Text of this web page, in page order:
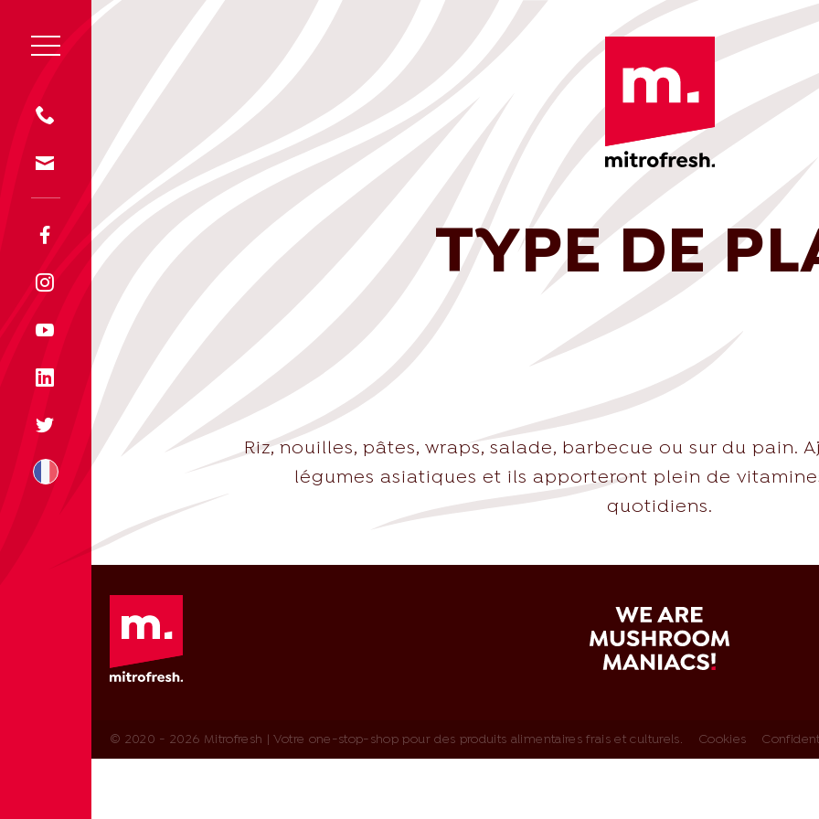
TYPE DE
Riz, nouilles, pâtes, wraps, salade, barbecue ou sur du pain.
légumes asiatiques et ils apporteront plein de
quotidiens.
© 2020 - 2026 Mitrofresh | Votre one-stop-shop pour des produits alimentaires frais et culturels. Cookies